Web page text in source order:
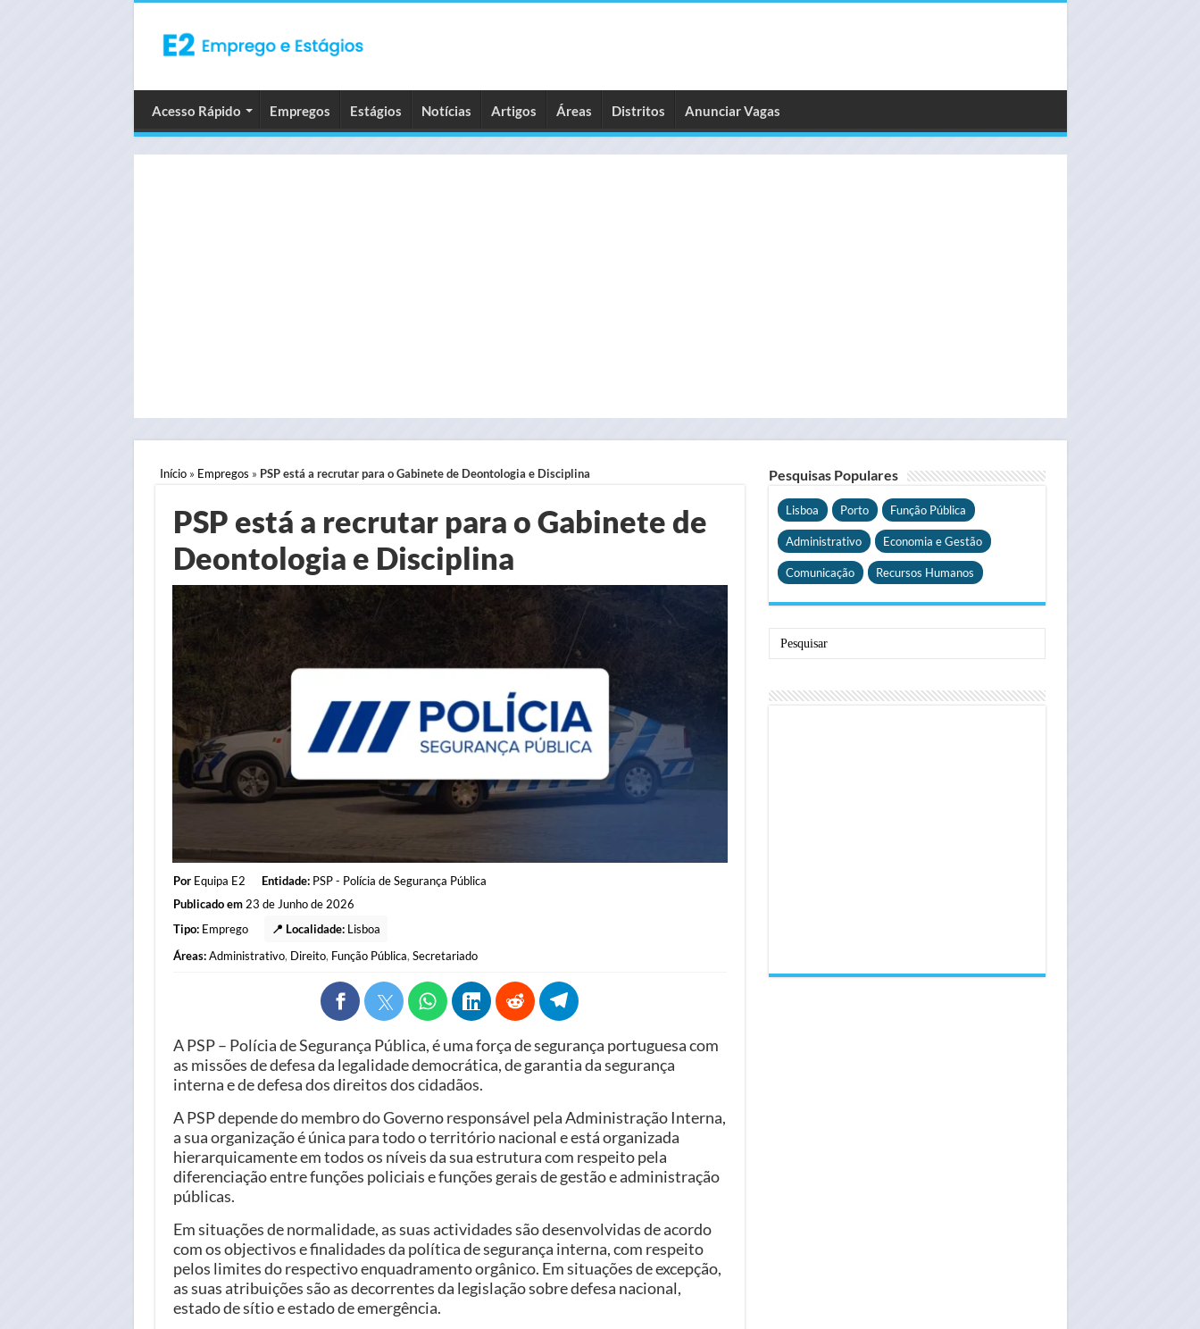
Acesso Rápido Empregos Estágios Notícias Artigos Áreas Distritos Anunciar Vagas
Início» Empregos » PSP está a recrutar para o Gabinete de Deontologia e Disciplina
PSP está a recrutar para o Gabinete de
Deontologia e Disciplina
Por Equipa E2 Entidade: PSP - Polícia de Segurança Pública
Publicado em23 de Junho de 2026
Tipo: Emprego 📍 Localidade: Lisboa
Áreas: Administrativo, Direito, Função Pública, Secretariado
A PSP – Polícia de Segurança Pública, é uma força de segurança portuguesa com
as missões de defesa da legalidade democrática, de garantia da segurança
interna e de defesa dos direitos dos cidadãos.
A PSP depende do membro do Governo responsável pela Administração Interna,
a sua organização é única para todo o território nacional e está organizada
hierarquicamente em todos os níveis da sua estrutura com respeito pela
diferenciação entre funções policiais e funções gerais de gestão e administração
públicas.
Em situações de normalidade, as suas actividades são desenvolvidas de acordo
com os objectivos e finalidades da política de segurança interna, com respeito
pelos limites do respectivo enquadramento orgânico. Em situações de excepção,
as suas atribuições são as decorrentes da legislação sobre defesa nacional,
estado de sítio e estado de emergência.
Pesquisas Populares
Lisboa Porto Função Pública
Administrativo Economia e Gestão
Comunicação Recursos Humanos